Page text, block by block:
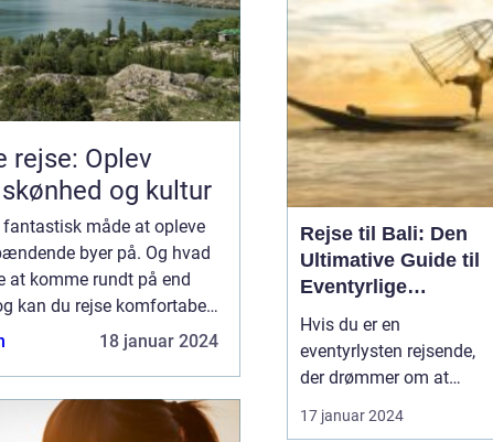
rejse: Oplev
og kultur
fantastisk måde at opleve
byer på. Og hvad
at komme rundt på end
kan du rejse komfortabelt
Berlin, Hamburg,
18 januar 2024
land, der ligger i hjertet
af Sydøstasien, byder på
en rig historie, fasciner...
Rejse til Bali: Den
Ultimative Guide til
Eventyrlige
Rejsende
Hvis du er en
eventyrlysten rejsende,
der drømmer om at
udforske fjerntliggende
og eksotiske
17 januar 2024